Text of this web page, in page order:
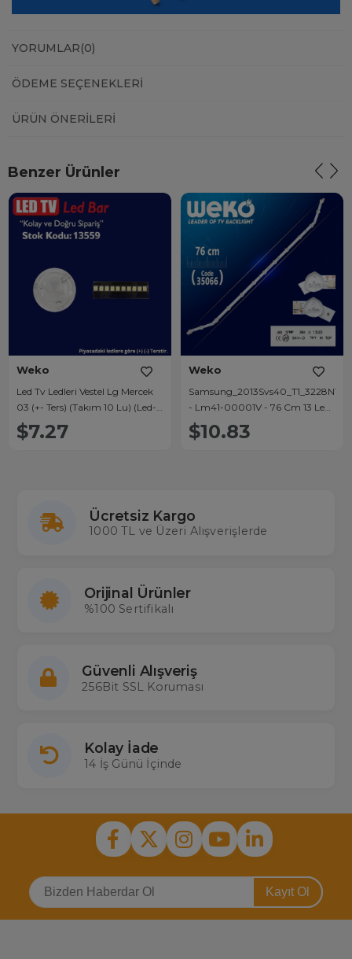
YORUMLAR(0)
ÖDEME SEÇENEKLERI
ÜRÜN ÖNERILERI
Benzer Ürünler
Weko
Led Tv Ledleri Vestel Lg Mercek
03 (+- Ters) (Takım 10 Lu) (Led-
M3)
$7.27
Weko
- Lm41-00001V - 76 Cm 13 Ledli
- (Wk-832)
$10.83
Ücretsiz Kargo
1000 TL ve Üzeri Alışverişlerde
Orijinal Ürünler
%100 Sertifikalı
Güvenli Alışveriş
256Bit SSL Koruması
Kolay İade
14 İş Günü İçinde
Kayıt Ol